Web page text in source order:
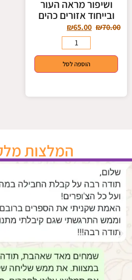
ושיפור מראה העור
ובייחוד אזורים כהים
₪70.00
₪65.00
הוספה לסל
המלצות